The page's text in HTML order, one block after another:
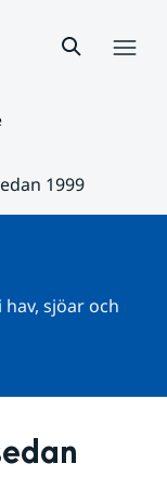
1999
sjöar och